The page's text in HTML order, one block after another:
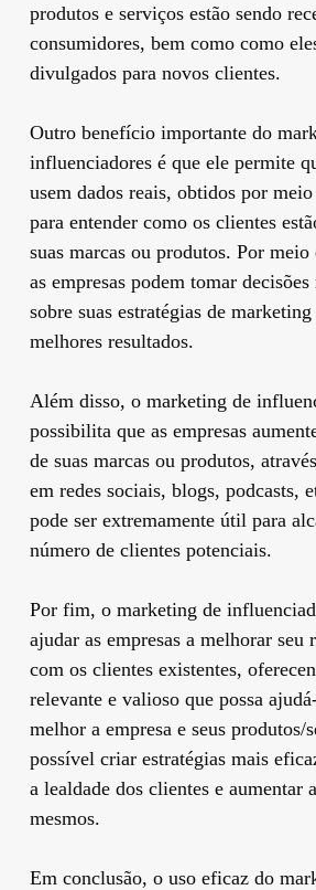
produtos e serviços estão sendo
consumidores, bem como como
divulgados para novos clientes.
Outro benefício importante do
influenciadores é que ele permite
usem dados reais, obtidos por meio
para entender como os clientes
suas marcas ou produtos. Por
as empresas podem tomar decisões
sobre suas estratégias de
melhores resultados.
Além disso, o marketing de
possibilita que as empresas
de suas marcas ou produtos,
em redes sociais, blogs, podcasts,
pode ser extremamente útil para
número de clientes potenciais.
Por fim, o marketing de
ajudar as empresas a melhorar seu
com os clientes existentes,
relevante e valioso que possa
melhor a empresa e seus produtos/
possível criar estratégias mais
a lealdade dos clientes e aumentar
mesmos.
Em conclusão, o uso eficaz do